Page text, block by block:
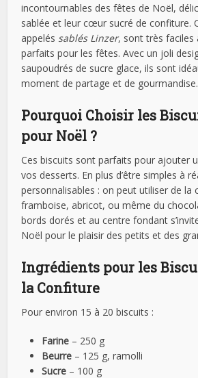
incontournables des fêtes de Noël,
sablée et leur cœur sucré de confiture.
appelés sablés Linzer, sont très faciles
parfaits pour les fêtes. Avec un joli
saupoudrés de sucre glace, ils sont
moment de partage et de gourmandise.
Pourquoi Choisir les
pour Noël ?
Ces biscuits sont parfaits pour ajouter
vos desserts. En plus d’être simples à
personnalisables : on peut utiliser de la
framboise, abricot, ou même du
bords dorés et au centre fondant
Noël pour le plaisir des petits et des
Ingrédients pour les
la Confiture
Pour environ 15 à 20 biscuits :
Farine – 250 g
Beurre – 125 g, ramolli
Sucre – 100 g